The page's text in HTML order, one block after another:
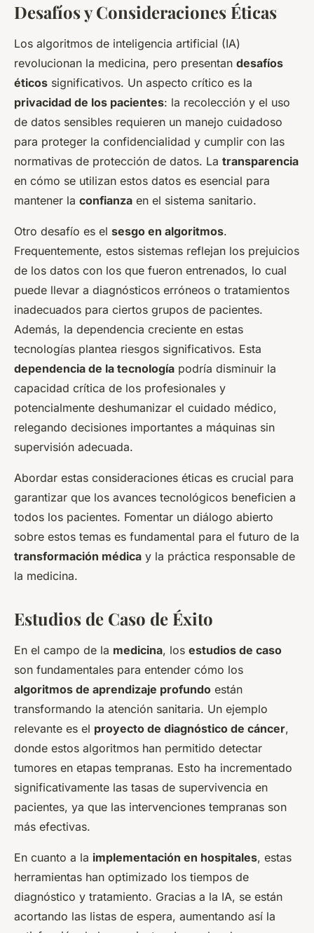
Desafíos y Consideraciones Éticas
Los algoritmos de inteligencia artificial (IA)
revolucionan la medicina, pero presentan desafíos
éticos significativos. Un aspecto crítico es la
privacidad de los pacientes: la recolección y el uso
de datos sensibles requieren un manejo cuidadoso
para proteger la confidencialidad y cumplir con las
normativas de protección de datos. La transparencia
en cómo se utilizan estos datos es esencial para
mantener la confianza en el sistema sanitario.
Otro desafío es el sesgo en algoritmos.
Frequentemente, estos sistemas reflejan los prejuicios
de los datos con los que fueron entrenados, lo cual
puede llevar a diagnósticos erróneos o tratamientos
inadecuados para ciertos grupos de pacientes.
Además, la dependencia creciente en estas
tecnologías plantea riesgos significativos. Esta
dependencia de la tecnología podría disminuir la
capacidad crítica de los profesionales y
potencialmente deshumanizar el cuidado médico,
relegando decisiones importantes a máquinas sin
supervisión adecuada.
Abordar estas consideraciones éticas es crucial para
garantizar que los avances tecnológicos beneficien a
todos los pacientes. Fomentar un diálogo abierto
sobre estos temas es fundamental para el futuro de la
transformación médica y la práctica responsable de
la medicina.
Estudios de Caso de Éxito
En el campo de la medicina, los estudios de caso
son fundamentales para entender cómo los
algoritmos de aprendizaje profundo están
transformando la atención sanitaria. Un ejemplo
relevante es el proyecto de diagnóstico de cáncer,
donde estos algoritmos han permitido detectar
tumores en etapas tempranas. Esto ha incrementado
significativamente las tasas de supervivencia en
pacientes, ya que las intervenciones tempranas son
más efectivas.
En cuanto a la implementación en hospitales, estas
herramientas han optimizado los tiempos de
diagnóstico y tratamiento. Gracias a la IA, se están
acortando las listas de espera, aumentando así la